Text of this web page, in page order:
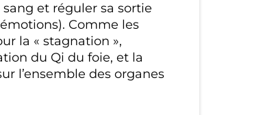
et réguler sa sortie
Comme les
la « stagnation »,
du Qi du foie, et la
l’ensemble des organes